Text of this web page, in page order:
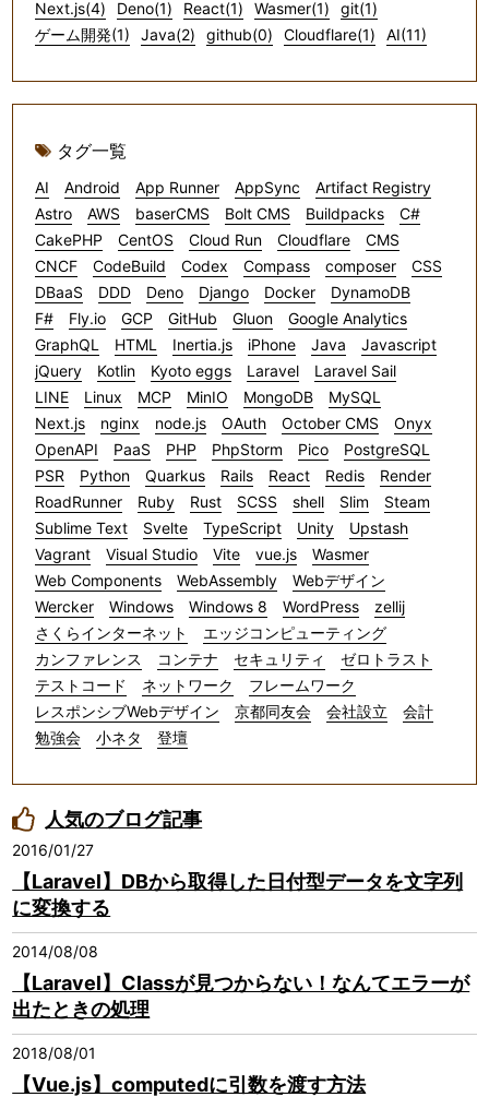
Next.js(4)
Deno(1) React(1) Wasmer(1)
git(1)
ゲーム開発(1)
Java(2) github(0) Cloudflare(1) AI(11)
タグ一覧
AI Android App Runner AppSync
Artifact Registry
Astro
AWS baserCMS Bolt CMS Buildpacks
C#
CakePHP
CentOS Cloud Run Cloudflare
CMS
CNCF
CodeBuild Codex Compass composer
CSS
DBaaS
DDD Deno Django Docker
DynamoDB
F#
Fly.io GCP GitHub Gluon
Google Analytics
GraphQL
HTML Inertia.js iPhone Java
Javascript
jQuery
Kotlin Kyoto eggs Laravel
Laravel Sail
LINE
Linux MCP MinIO MongoDB
MySQL
Next.js
nginx node.js OAuth October CMS
Onyx
OpenAPI
PaaS PHP PhpStorm Pico
PostgreSQL
PSR
Python Quarkus Rails React Redis
Render
RoadRunner
Ruby Rust SCSS shell Slim
Steam
Sublime Text
Svelte TypeScript Unity
Upstash
Vagrant
Visual Studio Vite vue.js
Wasmer
Web Components
WebAssembly
Webデザイン
Wercker
Windows Windows 8 WordPress
zellij
さくらインターネット
エッジコンピューティング
カンファレンス
コンテナ セキュリティ
ゼロトラスト
テストコード
ネットワーク
フレームワーク
レスポンシブWebデザイン
京都同友会 会社設立
会計
勉強会
小ネタ 登壇
人気のブログ記事
2016/01/27
【Laravel】DBから取得した日付型データを文字列
に変換する
2014/08/08
【Laravel】Classが見つからない！なんてエラーが
出たときの処理
2018/08/01
【Vue.js】computedに引数を渡す方法